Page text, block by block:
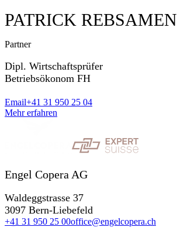
PATRICK REBSAMEN
Partner
Dipl. Wirtschaftsprüfer
Betriebsökonom FH
Email+41 31 950 25 04
Mehr erfahren
Engel Copera AG
Waldeggstrasse 37
3097 Bern-Liebefeld
+41 31 950 25 00office@engelcopera.ch